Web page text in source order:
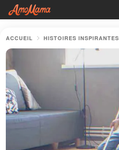
ACCUEIL HISTOIRES INSPIRANTES